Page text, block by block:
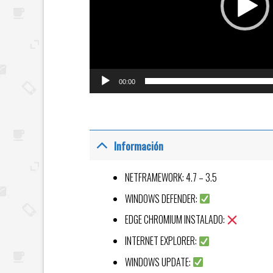
00:00
Información
NETFRAMEWORK: 4.7 – 3.5
WINDOWS DEFENDER:
EDGE CHROMIUM INSTALADO:
INTERNET EXPLORER:
WINDOWS UPDATE: